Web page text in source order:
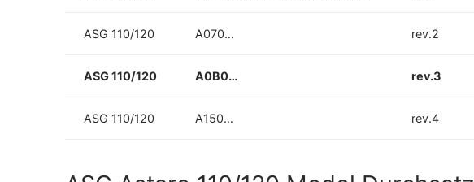
ASG 110/120 A070… rev.2
ASG 110/120 A0B0… rev.3
ASG 110/120 A150… rev.4